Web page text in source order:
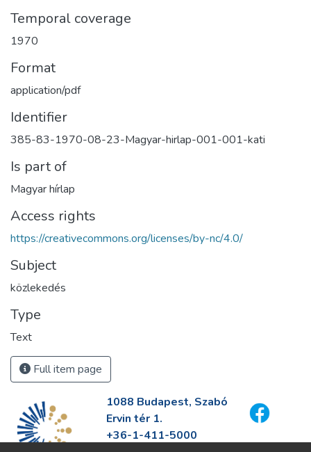
Temporal coverage
1970
Format
application/pdf
Identifier
385-83-1970-08-23-Magyar-hirlap-001-001-kati
Is part of
Magyar hírlap
Access rights
https://creativecommons.org/licenses/by-nc/4.0/
Subject
közlekedés
Type
Text
Full item page
1088 Budapest, Szabó
Ervin tér 1.
+36-1-411-5000